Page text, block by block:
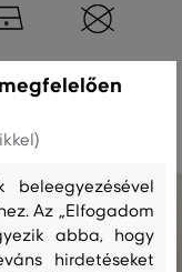
beleegyezésével
Az „Elfogadom
abba, hogy
hirdetéseket